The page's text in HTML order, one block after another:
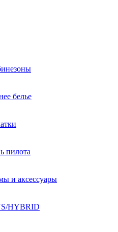
белье
пилота
и аксессуары
HYBRID